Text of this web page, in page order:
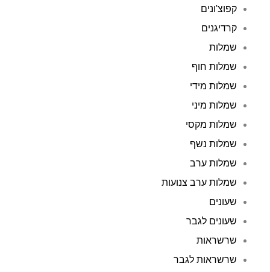
קפוצ'ונים
קרדיגנים
שמלות
שמלות חוף
שמלות מידי
שמלות מיני
שמלות מקסי
שמלות נשף
שמלות ערב
שמלות ערב צנועות
שעונים
שעונים לגבר
שרשראות
שרשראות לגבר